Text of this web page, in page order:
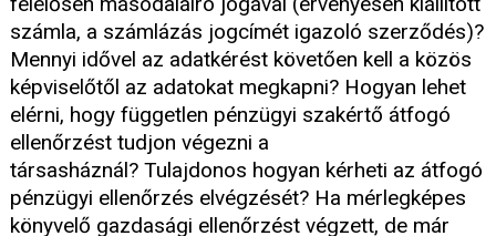
számla, a számlázás jogcímét igazoló szerződés)?
Mennyi idővel az adatkérést követően kell a közös
képviselőtől az adatokat megkapni? Hogyan lehet
elérni, hogy független pénzügyi szakértő átfogó
ellenőrzést tudjon végezni a
társasháznál? Tulajdonos hogyan kérheti az átfogó
pénzügyi ellenőrzés elvégzését? Ha mérlegképes
könyvelő gazdasági ellenőrzést végzett, de már